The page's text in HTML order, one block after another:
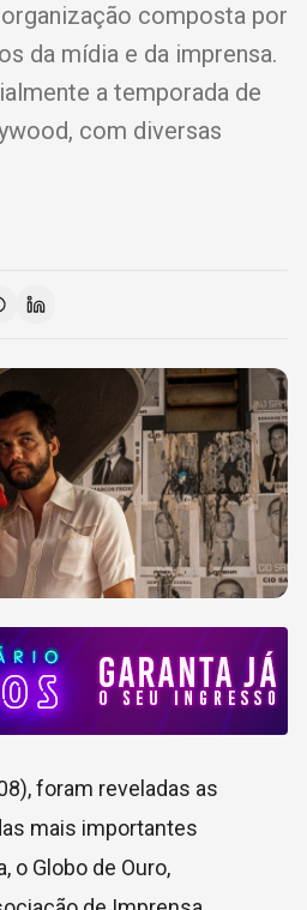
composta por
da mídia e da imprensa.
a temporada de
com diversas
foram reveladas as
mais importantes
o Globo de Ouro,